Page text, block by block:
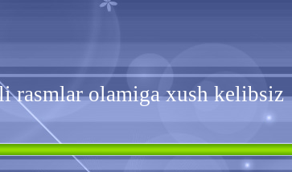
rasmlar olamiga xush kelibsiz